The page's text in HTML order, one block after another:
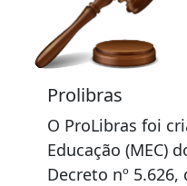
Prolibras
O ProLibras foi
Educação (MEC)
Decreto nº 5.626,